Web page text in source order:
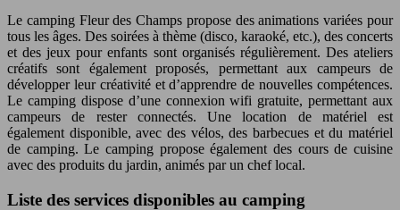
Le camping Fleur des Champs propose des animations variées pour
tous les âges. Des soirées à thème (disco, karaoké, etc.), des concerts
et des jeux pour enfants sont organisés régulièrement. Des ateliers
créatifs sont également proposés, permettant aux campeurs de
développer leur créativité et d’apprendre de nouvelles compétences.
Le camping dispose d’une connexion wifi gratuite, permettant aux
campeurs de rester connectés. Une location de matériel est
également disponible, avec des vélos, des barbecues et du matériel
de camping. Le camping propose également des cours de cuisine
avec des produits du jardin, animés par un chef local.
Liste des services disponibles au camping